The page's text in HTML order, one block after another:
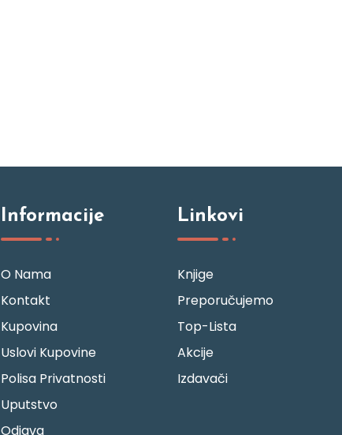
Informacije
O Nama
Kontakt
Kupovina
Uslovi Kupovine
Polisa Privatnosti
Uputstvo
Odjava
Linkovi
Knjige
Preporučujemo
Top-Lista
Akcije
Izdavači